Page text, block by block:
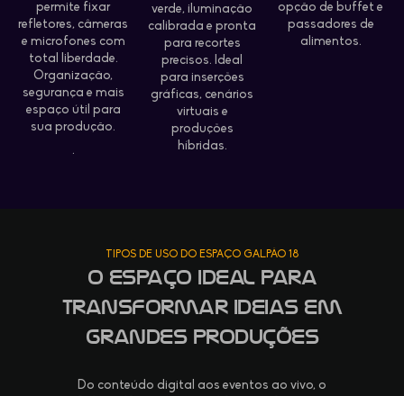
permite fixar
refletores, câmeras
e microfones com
total liberdade.
Organização,
segurança e mais
espaço útil para
sua produção.
.
verde, iluminação
calibrada e pronta
para recortes
precisos. Ideal
para inserções
gráficas, cenários
virtuais e
produções
híbridas.
opção de buffet e
passadores de
alimentos.
TIPOS DE USO DO ESPAÇO GALPÃO 18
O espaço ideal para
transformar ideias em
grandes produções
Do conteúdo digital aos eventos ao vivo, o